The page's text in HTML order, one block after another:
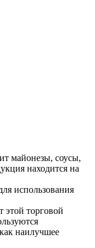
майонезы, соусы,
находится на
использования
этой торговой
наилучшее